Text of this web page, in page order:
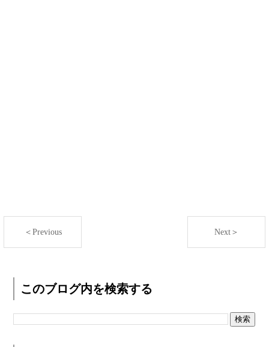
＜Previous Next＞
このブログ内を検索する